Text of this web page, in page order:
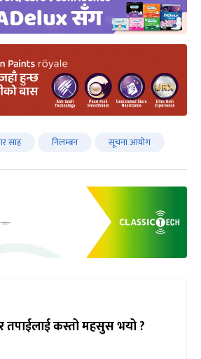
साह निलम्बन सूचना आयोग
तपाईलाई कस्तो महसुस भयो ?